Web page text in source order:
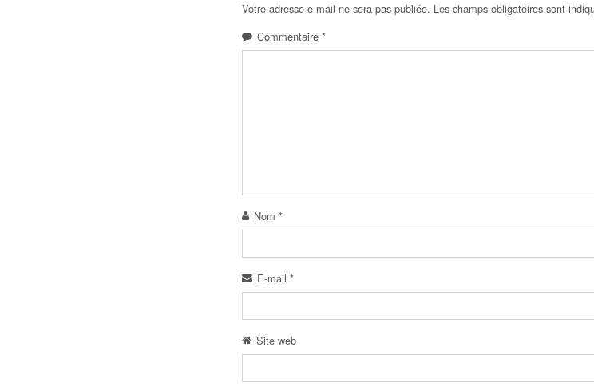
Votre adresse e-mail ne sera pas publiée. Les champs obligatoires sont
Commentaire *
Nom *
E-mail *
Site web